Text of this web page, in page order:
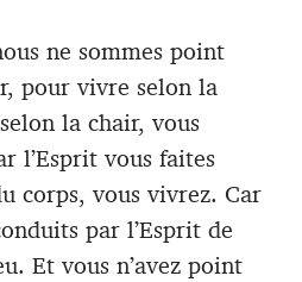
ne sommes point
pour vivre selon la
la chair, vous
l’Esprit vous faites
corps, vous vivrez. Car
par l’Esprit de
Et vous n’avez point